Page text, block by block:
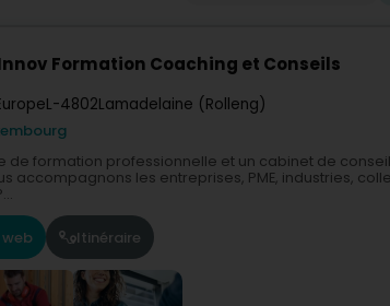
Formation Coaching et Conseils
L-4802Lamadelaine (Rolleng)
de formation professionnelle et un cabinet de
accompagnons les entreprises, PME, industries,
web Itinéraire